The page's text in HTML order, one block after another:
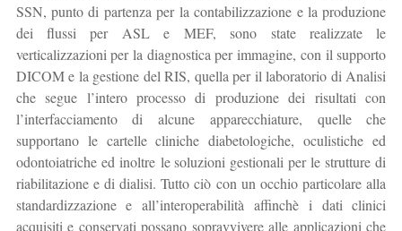
SSN, punto di partenza per la contabilizzazione e la produzione
dei flussi per ASL e MEF, sono state realizzate le
verticalizzazioni per la diagnostica per immagine, con il supporto
DICOM e la gestione del RIS, quella per il laboratorio di Analisi
che segue l’intero processo di produzione dei risultati con
l’interfacciamento di alcune apparecchiature, quelle che
supportano le cartelle cliniche diabetologiche, oculistiche ed
odontoiatriche ed inoltre le soluzioni gestionali per le strutture di
riabilitazione e di dialisi. Tutto ciò con un occhio particolare alla
standardizzazione e all’interoperabilità affinchè i dati clinici
acquisiti e conservati possano sopravvivere alle applicazioni che